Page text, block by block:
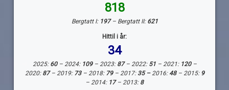
818
Bergtatt I: 197– Bergtatt II: 621
Hittil i år:
34
2025: 60– 2024: 109– 2023: 87– 2022: 51– 2021: 120–
2020: 87– 2019: 73– 2018: 79– 2017: 35 –2016:48– 2015: 9
– 2014: 17– 2013: 8